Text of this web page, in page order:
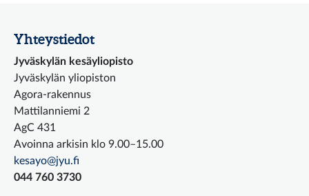
Yhteystiedot
Jyväskylän kesäyliopisto
Jyväskylän yliopiston
Agora-rakennus
Mattilanniemi 2
AgC 431
Avoinna arkisin klo 9.00–15.00
kesayo@jyu.fi
044 760 3730